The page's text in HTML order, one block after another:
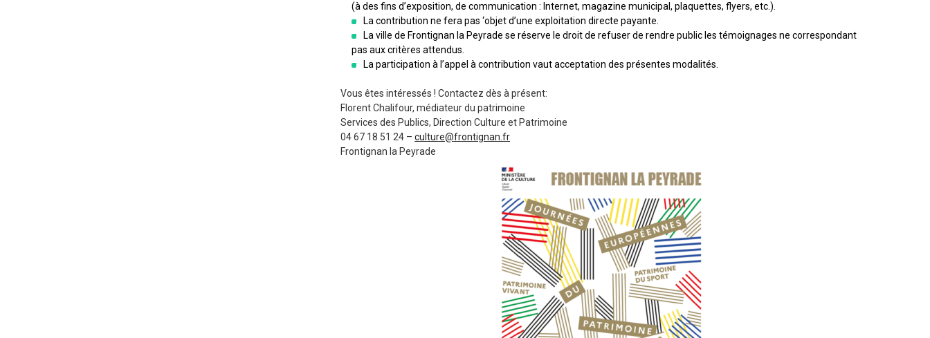
(à des fins d’exposition, de communication : Internet, magazine municipal, plaquettes, flyers, etc.).
La contribution ne fera pas ‘objet d’une exploitation directe payante.
La ville de Frontignan la Peyrade se réserve le droit de refuser de rendre public les témoignages ne correspondant
pas aux critères attendus.
La participation à l’appel à contribution vaut acceptation des présentes modalités.
Vous êtes intéressés ! Contactez dès à présent:
Florent Chalifour, médiateur du patrimoine
Services des Publics, Direction Culture et Patrimoine
04 67 18 51 24 – culture@frontignan.fr
Frontignan la Peyrade